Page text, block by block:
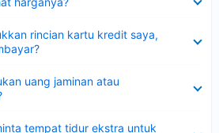
rincian kartu kredit saya,
uang jaminan atau
tempat tidur ekstra untuk